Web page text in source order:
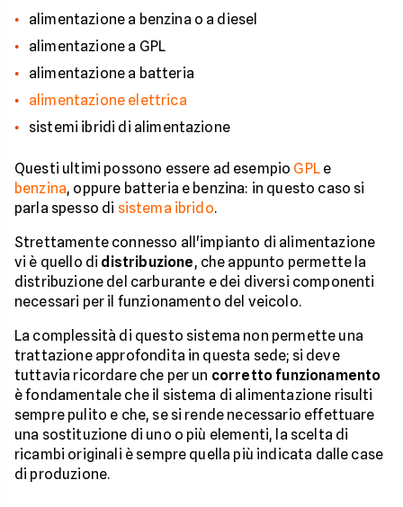
alimentazione a benzina o a diesel
alimentazione a GPL
alimentazione a batteria
alimentazione elettrica
sistemi ibridi di alimentazione
Questi ultimi possono essere ad esempio GPLe
benzina, oppure batteria e benzina: in questo caso si
parla spesso di sistema ibrido.
Strettamente connesso all'impianto di alimentazione
vi è quello di distribuzione, che appunto permette la
distribuzione del carburante e dei diversi componenti
necessari per il funzionamento del veicolo.
La complessità di questo sistema non permette una
trattazione approfondita in questa sede; si deve
tuttavia ricordare che per un corretto funzionamento
è fondamentale che il sistema di alimentazione risulti
sempre pulito e che, se si rende necessario effettuare
una sostituzione di uno o più elementi, la scelta di
ricambi originali è sempre quella più indicata dalle case
di produzione.